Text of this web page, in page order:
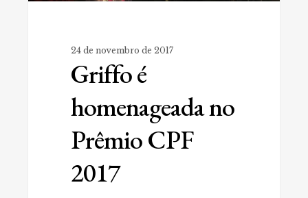
24 de novembro de 2017
Griffo é
homenageada no
Prêmio CPF
2017